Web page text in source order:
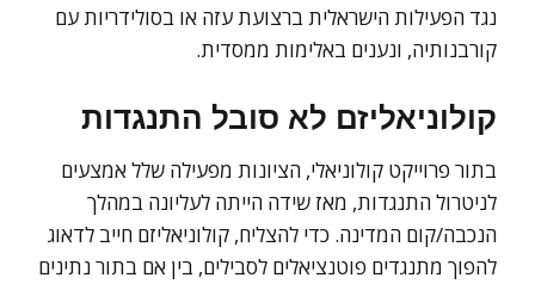
נגד הפעילות הישראלית ברצועת עזה או בסולידריות עם
קורבנותיה, ונענים באלימות ממסדית.
קולוניאליזם לא סובל התנגדות
בתור פרוייקט קולוניאלי, הציונות מפעילה שלל אמצעים
לניטרול התנגדות, מאז שידה הייתה לעליונה במהלך
הנכבה/קום המדינה. כדי להצליח, קולוניאליזם חייב לדאוג
להפוך מתנגדים פוטנציאלים לסבילים, בין אם בתור נתינים